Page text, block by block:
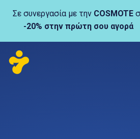
Σε συνεργασία με την COSMOTE
-20% στην πρώτη σου αγορά